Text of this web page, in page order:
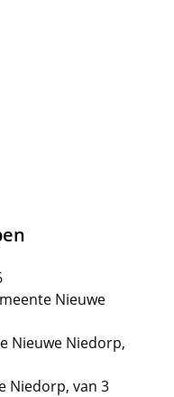
Nieuwe
Nieuwe Niedorp,
Niedorp, van 3